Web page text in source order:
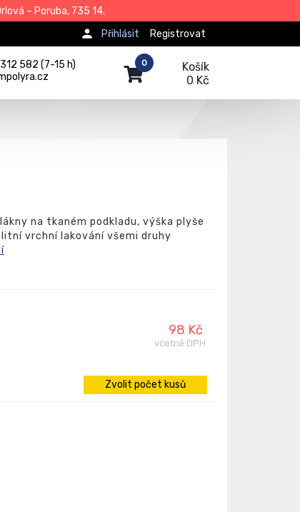
– Poruba, 735 14.
Registrovat
Přihlásit
582 (7-15 h)
Košík
0 Kč
0
na tkaném podkladu, výška plyše
vrchní lakování všemi druhy
98 Kč
včetně DPH
Zvolit počet kusů